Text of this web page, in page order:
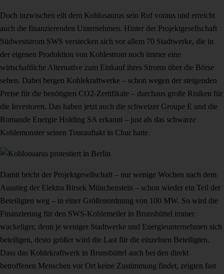
Doch inzwischen eilt dem Kohlosaurus sein Ruf voraus und erreicht
auch die finanzierenden Unternehmen. Hinter der Projektgesellschaft
Südweststrom SWS verstecken sich vor allem 70 Stadtwerke, die in
der eigenen Produktion von Kohlestrom noch immer eine
wirtschaftliche Alternative zum Einkauf ihres Stroms über die Börse
sehen. Dabei bergen Kohlekraftwerke – schon wegen der steigenden
Preise für die benötigten CO2-Zertifikate – durchaus große Risiken für
die Investoren. Das haben jetzt auch die schweizer Groupe E und die
Romande Energie Holding SA erkannt – just als das schwarze
Kohlemonster seinen Tourauftakt in Chur hatte.
Damit bricht der Projektgesellschaft – nur wenige Wochen nach dem
Ausstieg der Elektra Birsek Münchenstein – schon wieder ein Teil der
Beteiligten weg – in einer Größenordnung von 100 MW. So wird die
Finanzierung für den SWS-Kohlemeiler in Brunsbüttel immer
wackeliger, denn je weniger Stadtwerke und Energieunternehmen sich
beteiligen, desto größer wird die Last für die einzelnen Beteiligten.
Dass das Kohlekraftwerk in Brunsbüttel auch bei den direkt
betroffenen Menschen vor Ort keine Zustimmung findet, zeigten fast